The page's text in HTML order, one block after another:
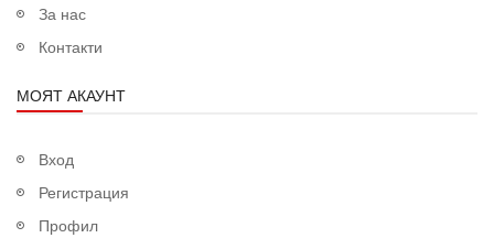
За нас
Контакти
МОЯТ АКАУНТ
Вход
Регистрация
Профил